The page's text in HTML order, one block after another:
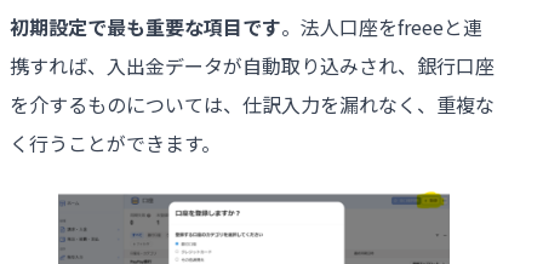
初期設定で最も重要な項目です。法人口座をfreeeと連
携すれば、入出金データが自動取り込みされ、銀行口座
を介するものについては、仕訳入力を漏れなく、重複な
く行うことができます。